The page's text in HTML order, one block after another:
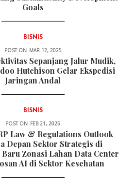
Goals
BISNIS
POST ON MAR 12, 2025
Sepanjang Jalur Mudik,
Hutchison Gelar Ekspedisi
Jaringan Andal
BISNIS
POST ON FEB 21, 2025
Law & Regulations Outlook
Depan Sektor Strategis di
Zonasi Lahan Data Center
AI di Sektor Kesehatan